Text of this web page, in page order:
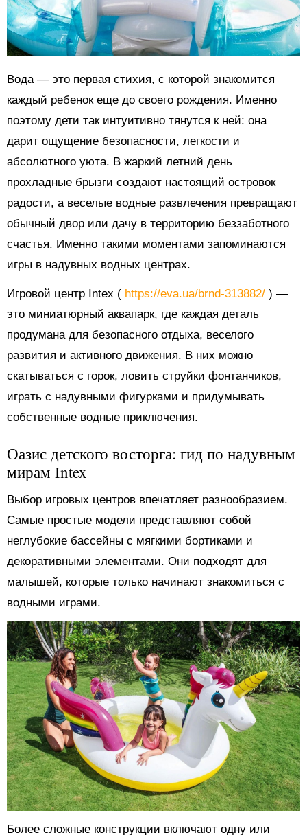
Вода — это первая стихия, с которой знакомится
каждый ребенок еще до своего рождения. Именно
поэтому дети так интуитивно тянутся к ней: она
дарит ощущение безопасности, легкости и
абсолютного уюта. В жаркий летний день
прохладные брызги создают настоящий островок
радости, а веселые водные развлечения превращают
обычный двор или дачу в территорию беззаботного
счастья. Именно такими моментами запоминаются
игры в надувных водных центрах.
Игровой центр Intex ( https://eva.ua/brnd-313882/ ) —
это миниатюрный аквапарк, где каждая деталь
продумана для безопасного отдыха, веселого
развития и активного движения. В них можно
скатываться с горок, ловить струйки фонтанчиков,
играть с надувными фигурками и придумывать
собственные водные приключения.
Оазис детского восторга: гид по надувным
мирам Intex
Выбор игровых центров впечатляет разнообразием.
Самые простые модели представляют собой
неглубокие бассейны с мягкими бортиками и
декоративными элементами. Они подходят для
малышей, которые только начинают знакомиться с
водными играми.
Более сложные конструкции включают одну или